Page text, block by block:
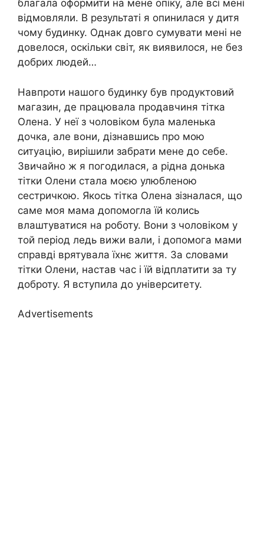
благала оформити на мене опіку, але всі мені
відмовляли. В результаті я опинилася у дитя
чому будинку. Однак довго сумувати мені не
довелося, оскільки світ, як виявилося, не без
добрих людей…
Навпроти нашого будинку був продуктовий
магазин, де працювала продавчиня тітка
Олена. У неї з чоловіком була маленька
дочка, але вони, дізнавшись про мою
ситуацію, вирішили забрати мене до себе.
Звичайно ж я погодилася, а рідна донька
тітки Олени стала моєю улюбленою
сестричкою. Якось тітка Олена зізналася, що
саме моя мама допомогла їй колись
влаштуватися на роботу. Вони з чоловіком у
той період ледь вижи вали, і допомога мами
справді врятувала їхнє життя. За словами
тітки Олени, настав час і їй відплатити за ту
доброту. Я вступила до університету.
Advertisements